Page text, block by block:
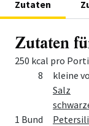
Zutaten
Zutaten
250 kcal pro
Menge Zutat
8
kleine
Salz
1 Bund